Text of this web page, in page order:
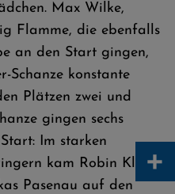
Max Wilke,
Flamme, die ebenfalls
an den Start gingen,
Schanze konstante
Plätzen zwei und
gingen sechs
Im starken
kam Robin Kloss
Pasenau auf den
+